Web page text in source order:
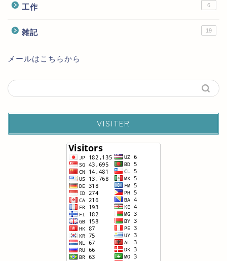
工作 6
雑記 19
メールはこちらから
VISITER